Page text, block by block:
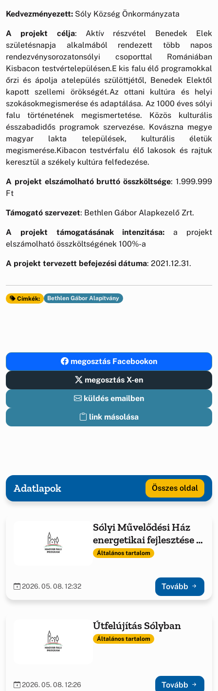
Kedvezményezett: Sóly Község Önkormányzata
A projekt célja: Aktív részvétel Benedek Elek
születésnapja alkalmából rendezett több napos
rendezvénysorozatonsólyi csoporttal Romániában
Kisbacon testvértelepülésen.E kis falu élő programokkal
őrzi és ápolja atelepülés szülöttjétől, Benedek Elektől
kapott szellemi örökségét.Az ottani kultúra és helyi
szokásokmegismerése és adaptálása. Az 1000 éves sólyi
falu történetének megismertetése. Közös kulturális
ésszabadidős programok szervezése. Kovászna megye
magyar lakta települések, kulturális életük
megismerése.Kibacon testvérfalu élő lakosok és rajtuk
keresztül a székely kultúra felfedezése.
A projekt elszámolható bruttó összköltsége: 1.999.999
Ft
Támogató szervezet: Bethlen Gábor Alapkezelő Zrt.
A projekt támogatásának intenzitása: a projekt
elszámolható összköltségének 100%-a
A projekt tervezett befejezési dátuma: 2021.12.31.
Címkék: Bethlen Gábor Alapítvány
megosztás Facebookon
megosztás X-en
küldés emailben
link másolása
Adatlapok Összes oldal
Sólyi Művelődési Ház
energetikai fejlesztése -
fűtéskorszerűsítés
Általános tartalom
2026. 05. 08. 12:32 Tovább
Útfelújítás Sólyban
Általános tartalom
2026. 05. 08. 12:26 Tovább